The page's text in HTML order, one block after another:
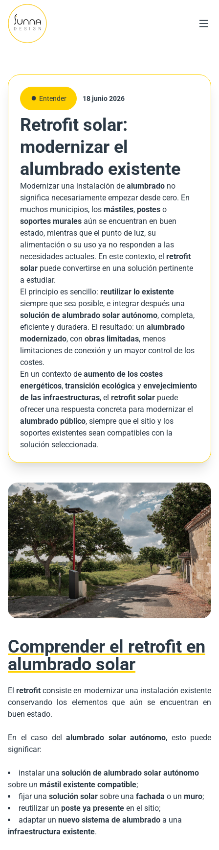
Entender 18 junio 2026
Retrofit solar:
modernizar el
alumbrado existente
Modernizar una instalación de alumbrado no
significa necesariamente empezar desde cero. En
muchos municipios, los mástiles, postes o
soportes murales aún se encuentran en buen
estado, mientras que el punto de luz, su
alimentación o su uso ya no responden a las
necesidades actuales. En este contexto, el retrofit
solar puede convertirse en una solución pertinente
a estudiar.
El principio es sencillo: reutilizar lo existente
siempre que sea posible, e integrar después una
solución de alumbrado solar autónomo, completa,
eficiente y duradera. El resultado: un alumbrado
modernizado, con obras limitadas, menos
limitaciones de conexión y un mayor control de los
costes.
En un contexto de aumento de los costes
energéticos, transición ecológica y envejecimiento
de las infraestructuras, el retrofit solar puede
ofrecer una respuesta concreta para modernizar el
alumbrado público, siempre que el sitio y los
soportes existentes sean compatibles con la
solución seleccionada.
Comprender el retrofit en
alumbrado solar
Elretrofit consiste en modernizar una instalación existente
conservando los elementos que aún se encuentran en
buen estado.
En el caso del alumbrado solar autónomo, esto puede
significar:
instalar una solución de alumbrado solar autónomo
sobre un mástil existente compatible;
fijar una solución solar sobre una fachada o un muro;
reutilizar un poste ya presente en el sitio;
adaptar un nuevo sistema de alumbrado a una
infraestructura existente.